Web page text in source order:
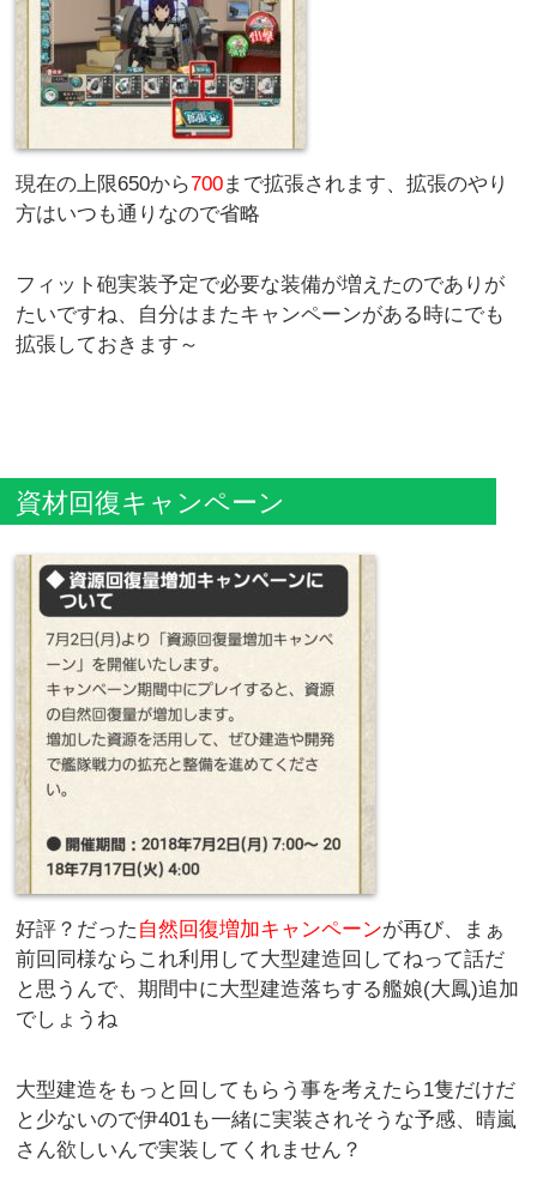
現在の上限650から700まで拡張されます、拡張のやり
方はいつも通りなので省略
フィット砲実装予定で必要な装備が増えたのでありが
たいですね、自分はまたキャンペーンがある時にでも
拡張しておきます～
資材回復キャンペーン
好評？だった 自然回復増加キャンペーンが再び、まぁ
前回同様ならこれ利用して大型建造回してねって話だ
と思うんで、期間中に大型建造落ちする艦娘(大鳳)追加
でしょうね
大型建造をもっと回してもらう事を考えたら1隻だけだ
と少ないので伊401も一緒に実装されそうな予感、晴嵐
さん欲しいんで実装してくれません？